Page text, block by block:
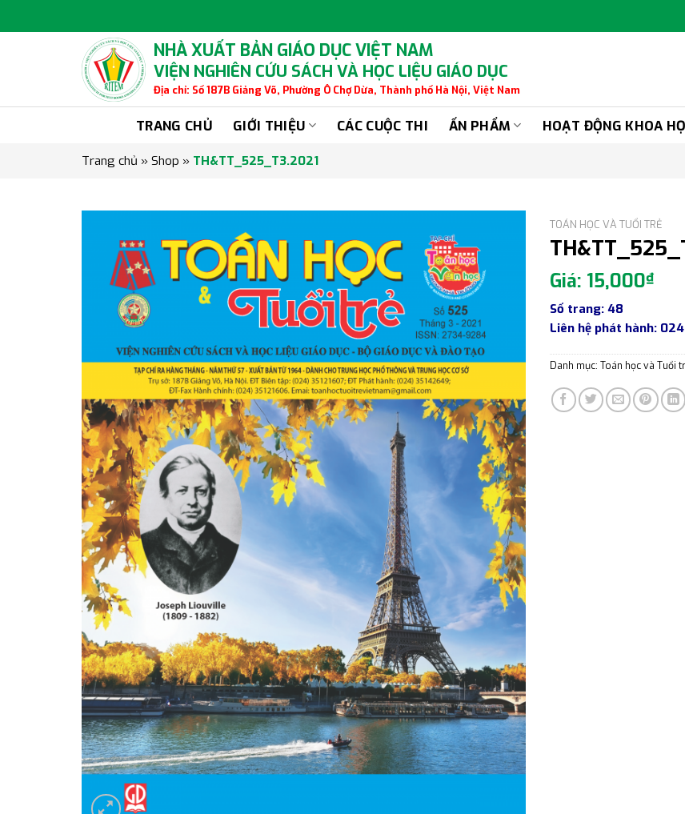
to
NHÀ XUẤT BẢN GIÁO DỤC VIỆT NAM
VIỆN NGHIÊN CỨU SÁCH VÀ HỌC LIỆU GIÁO DỤC
Địa chỉ: Số 187B Giảng Võ, Phường Ô Chợ Dừa, Thành phố Hà Nội, Việt Nam
TRANG CHỦ GIỚI THIỆU CÁC CUỘC THI ẤN PHẨM HOẠT ĐỘNG KHOA
Trang chủ » Shop » TH&TT_525_T3.2021
TOÁN HỌC VÀ TUỔI TRẺ
15,000₫
Số trang: 48
Liên hệ phát hành:
Danh mục: Toán học và Tuổi